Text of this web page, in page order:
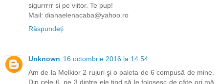
sigurrrrr si pe viitor. Te pup!
Mail: dianaelenacaba@yahoo.ro
Răspundeți
Unknown 16 octombrie 2016 la 14:54
Am de la Melkior 2 rujuri şi o paleta de 6 compusă de mine.
Din cele 6, pe 3 dintre ele tind să le folosesc de câte ori mă